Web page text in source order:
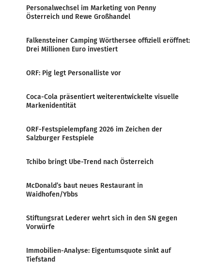
Personalwechsel im Marketing von Penny
Österreich und Rewe Großhandel
Falkensteiner Camping Wörthersee offiziell eröffnet:
Drei Millionen Euro investiert
ORF: Pig legt Personalliste vor
Coca-Cola präsentiert weiterentwickelte visuelle
Markenidentität
ORF-Festspielempfang 2026 im Zeichen der
Salzburger Festspiele
Tchibo bringt Ube-Trend nach Österreich
McDonald’s baut neues Restaurant in
Waidhofen/Ybbs
Stiftungsrat Lederer wehrt sich in den SN gegen
Vorwürfe
Immobilien-Analyse: Eigentumsquote sinkt auf
Tiefstand